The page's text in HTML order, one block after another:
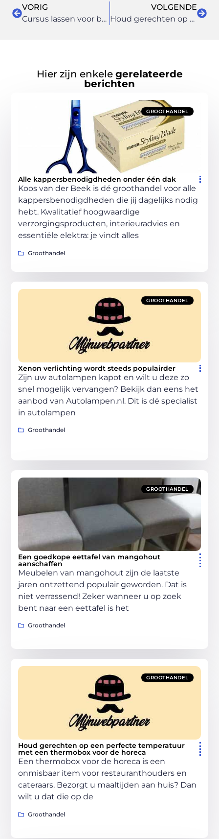
VORIG
Cursus lassen voor beginners: zo leert u binnen enkele weken professioneel lassen
VOLGENDE
Houd gerechten op een perfecte temperatuur met een thermobox voor de horeca
Hier zijn enkele gerelateerde
berichten
GROOTHANDEL
Alle kappersbenodigdheden onder één dak
Koos van der Beek is dé groothandel voor alle
kappersbenodigdheden die jij dagelijks nodig
hebt. Kwalitatief hoogwaardige
verzorgingsproducten, interieuradvies en
essentiële elektra: je vindt alles
Groothandel
GROOTHANDEL
Xenon verlichting wordt steeds populairder
Zijn uw autolampen kapot en wilt u deze zo
snel mogelijk vervangen? Bekijk dan eens het
aanbod van Autolampen.nl. Dit is dé specialist
in autolampen
Groothandel
GROOTHANDEL
Een goedkope eettafel van mangohout
aanschaffen
Meubelen van mangohout zijn de laatste
jaren ontzettend populair geworden. Dat is
niet verrassend! Zeker wanneer u op zoek
bent naar een eettafel is het
Groothandel
GROOTHANDEL
Houd gerechten op een perfecte temperatuur
met een thermobox voor de horeca
Een thermobox voor de horeca is een
onmisbaar item voor restauranthouders en
cateraars. Bezorgt u maaltijden aan huis? Dan
wilt u dat die op de
Groothandel